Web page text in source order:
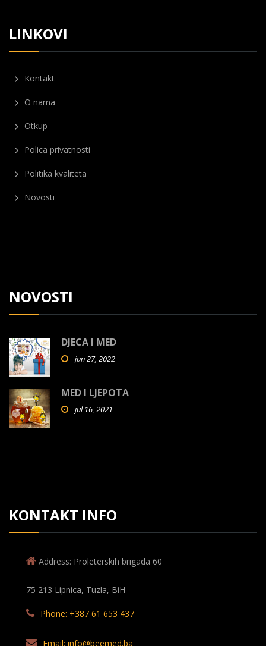
LINKOVI
Kontakt
O nama
Otkup
Polica privatnosti
Politika kvaliteta
Novosti
NOVOSTI
DJECA I MED
jan 27, 2022
MED I LJEPOTA
jul 16, 2021
KONTAKT INFO
Address: Proleterskih brigada 60
75 213 Lipnica, Tuzla, BiH
Phone: +387 61 653 437
Email: info@beemed.ba